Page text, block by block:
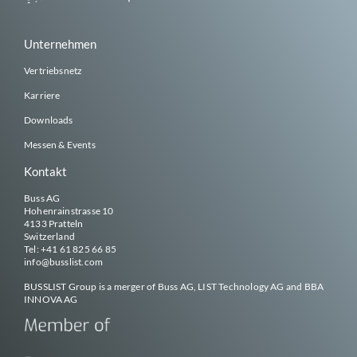
Unternehmen
Vertriebsnetz
Karriere
Downloads
Messen & Events
Kontakt
Buss AG
Hohenrainstrasse 10
4133 Pratteln
Switzerland
Tel:+41 61 825 66 85
info@busslist .com
BUSSLIST Group is a merger of Buss AG, LIST Technology AG and BBA
INNOVA AG